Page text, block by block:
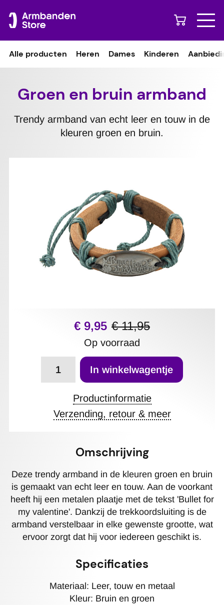
Alle producten Heren Dames Kinderen
Groen en bruin armband
Trendy armband van echt leer en touw in de
kleuren groen en bruin.
€ 9,95 € 11,95
Op voorraad
Aantal In winkelwagentje
Productinformatie
Verzending, retour & meer
Omschrijving
Deze trendy armband in de kleuren groen en bruin
is gemaakt van echt leer en touw. Aan de voorkant
heeft hij een metalen plaatje met de tekst 'Bullet for
my valentine'. Dankzij de trekkoordsluiting is de
armband verstelbaar in elke gewenste grootte, wat
ervoor zorgt dat hij voor iedereen geschikt is.
Specificaties
Materiaal: Leer, touw en metaal
Kleur: Bruin en groen